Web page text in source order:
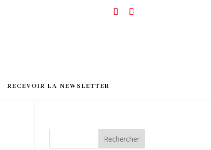
RECEVOIR LA NEWSLETTER
Rechercher